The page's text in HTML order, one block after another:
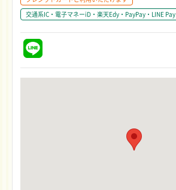
交通系IC・電子マネーiD・楽天Edy・PayPay・LINE Pay